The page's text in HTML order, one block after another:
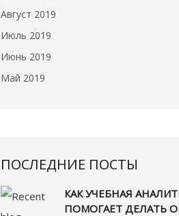
Август 2019
Июль 2019
Июнь 2019
Май 2019
ПОСЛЕДНИЕ ПОСТЫ
КАК УЧЕБНАЯ
ПОМОГАЕТ ДЕЛАТЬ